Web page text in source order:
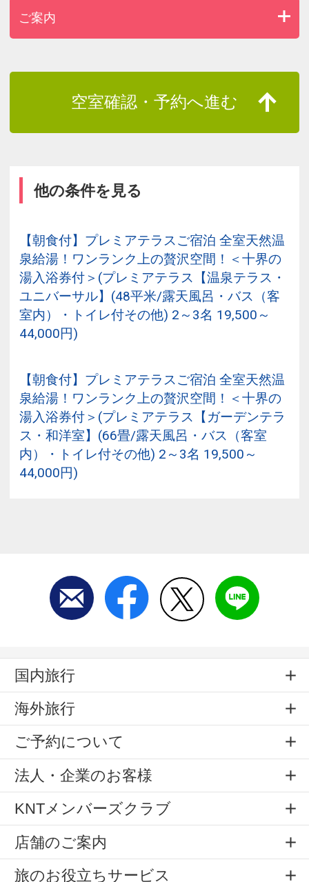
ご案内
空室確認・予約へ進む
他の条件を見る
【朝食付】プレミアテラスご宿泊 全室天然温
泉給湯！ワンランク上の贅沢空間！＜十界の
湯入浴券付＞(プレミアテラス【温泉テラス・
ユニバーサル】(48平米/露天風呂・バス（客
室内）・トイレ付その他) 2～3名 19,500～
44,000円)
【朝食付】プレミアテラスご宿泊 全室天然温
泉給湯！ワンランク上の贅沢空間！＜十界の
湯入浴券付＞(プレミアテラス【ガーデンテラ
ス・和洋室】(66畳/露天風呂・バス（客室
内）・トイレ付その他) 2～3名 19,500～
44,000円)
国内旅行
海外旅行
ご予約について
法人・企業のお客様
KNTメンバーズクラブ
店舗のご案内
旅のお役立ちサービス